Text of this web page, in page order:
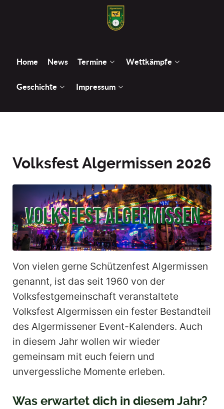
Home News Termine Wettkämpfe
Geschichte Impressum
Volksfest Algermissen 2026
Von vielen gerne Schützenfest Algermissen
genannt, ist das seit 1960 von der
Volksfestgemeinschaft veranstaltete
Volksfest Algermissen ein fester Bestandteil
des Algermissener Event-Kalenders. Auch
in diesem Jahr wollen wir wieder
gemeinsam mit euch feiern und
unvergessliche Momente erleben.
Was erwartet dich in diesem Jahr?